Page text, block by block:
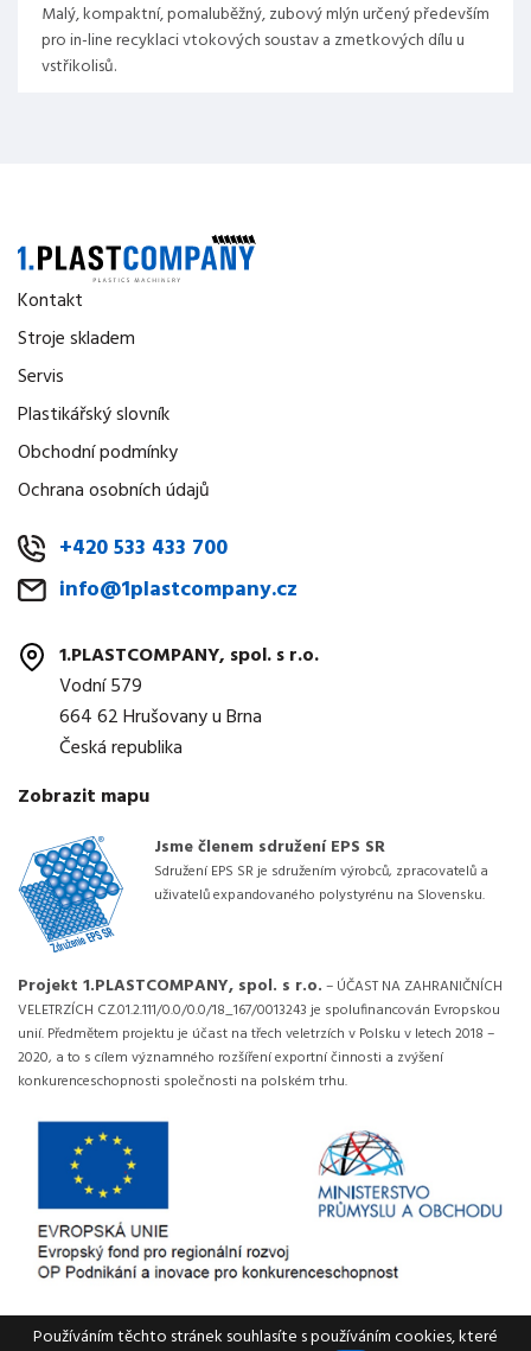
Malý, kompaktní, pomaluběžný, zubový mlýn určený především
pro in-line recyklaci vtokových soustav a zmetkových dílu u
vstřikolisů.
Kontakt
Stroje skladem
Servis
Plastikářský slovník
Obchodní podmínky
Ochrana osobních údajů
+420 533 433 700
info@1plastcompany.cz
1.PLASTCOMPANY, spol. s r.o.
Vodní 579
664 62 Hrušovany u Brna
Česká republika
Zobrazit mapu
Jsme členem sdružení EPS SR
Sdružení EPS SR je sdružením výrobců, zpracovatelů a
uživatelů expandovaného polystyrénu na Slovensku.
Projekt 1.PLASTCOMPANY, spol. s r.o. – ÚČAST NA ZAHRANIČNÍCH
VELETRZÍCH CZ.01.2.111/0.0/0.0/18_167/0013243 je spolufinancován Evropskou
unií. Předmětem projektu je účast na třech veletrzích v Polsku v letech 2018 –
2020, a to s cílem významného rozšíření exportní činnosti a zvýšení
konkurenceschopnosti společnosti na polském trhu.
Používáním těchto stránek souhlasíte s používáním cookies, které